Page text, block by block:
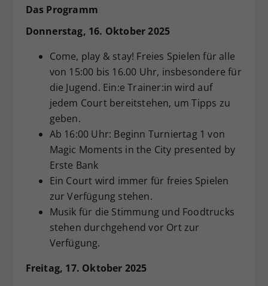
Das Programm
Donnerstag, 16. Oktober 2025
Come, play & stay! Freies Spielen für alle
von 15:00 bis 16.00 Uhr, insbesondere für
die Jugend. Ein:e Trainer:in wird auf
jedem Court bereitstehen, um Tipps zu
geben.
Ab 16:00 Uhr: Beginn Turniertag 1 von
Magic Moments in the City presented by
Erste Bank
Ein Court wird immer für freies Spielen
zur Verfügung stehen.
Musik für die Stimmung und Foodtrucks
stehen durchgehend vor Ort zur
Verfügung.
Freitag, 17. Oktober 2025